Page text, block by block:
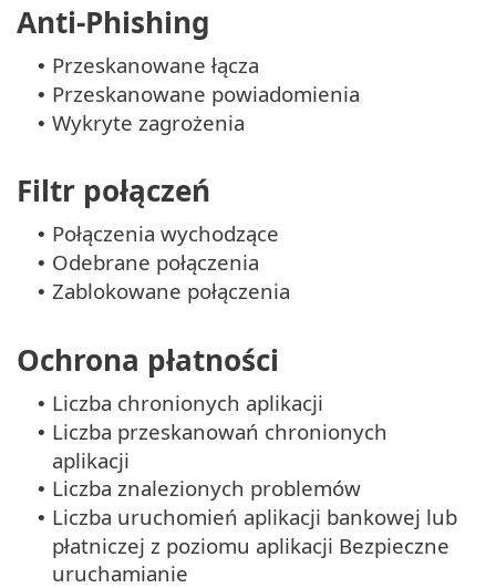
Anti-Phishing
• Przeskanowane łącza
• Przeskanowane powiadomienia
• Wykryte zagrożenia
Filtr połączeń
• Połączenia wychodzące
• Odebrane połączenia
• Zablokowane połączenia
Ochrona płatności
• Liczba chronionych aplikacji
• Liczba przeskanowań chronionych
aplikacji
• Liczba znalezionych problemów
• Liczba uruchomień aplikacji bankowej lub
płatniczej z poziomu aplikacji Bezpieczne
uruchamianie